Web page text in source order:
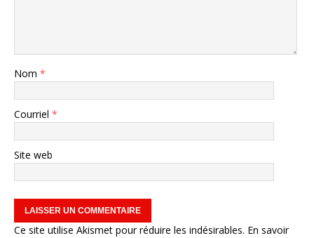
Nom *
Courriel *
Site web
Ce site utilise Akismet pour réduire les indésirables. En savoir